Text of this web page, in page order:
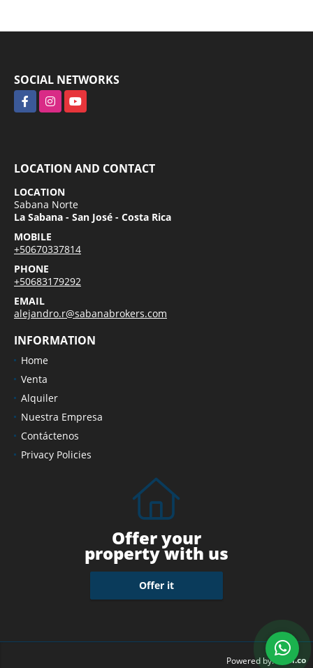
SOCIAL NETWORKS
FacebookInstagramYouTube
LOCATION AND CONTACT
LOCATION
Sabana Norte
La Sabana - San José - Costa Rica
MOBILE
+50670337814
PHONE
+50683179292
EMAIL
alejandro.r@sabanabrokers.com
INFORMATION
Home
Venta
Alquiler
Nuestra Empresa
Contáctenos
Privacy Policies
Offer your
property with us
Offer it
Powered by: wasi.co